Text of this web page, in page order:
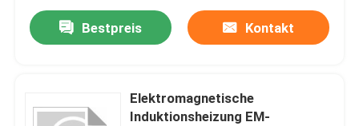
Bestpreis Kontakt
Elektromagnetische
Induktionsheizung EM-